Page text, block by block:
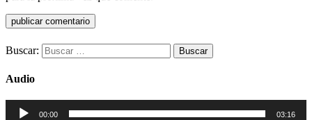
Buscar:
Audio
Reproductor
00:00 03:16